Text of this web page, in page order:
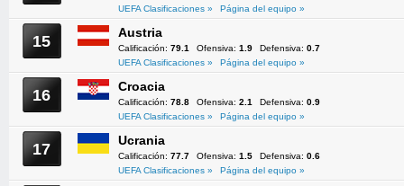
UEFA Clasificaciones »
Página del equipo »
15 Austria
Calificación: 79.1 Ofensiva: 1.9 Defensiva: 0.7
UEFA Clasificaciones »
Página del equipo »
16 Croacia
Calificación: 78.8 Ofensiva: 2.1 Defensiva: 0.9
UEFA Clasificaciones »
Página del equipo »
17 Ucrania
Calificación: 77.7 Ofensiva: 1.5 Defensiva: 0.6
UEFA Clasificaciones »
Página del equipo »